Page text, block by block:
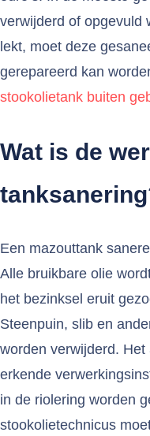
verwijderd of opgevuld
lekt, moet deze
gerepareerd kan
stookolietank buiten
Wat is de
Een mazouttank
Alle bruikbare olie
het bezinksel eruit
Steenpuin, slib en
worden verwijderd.
erkende
in de riolering worden
stookolietechnicus